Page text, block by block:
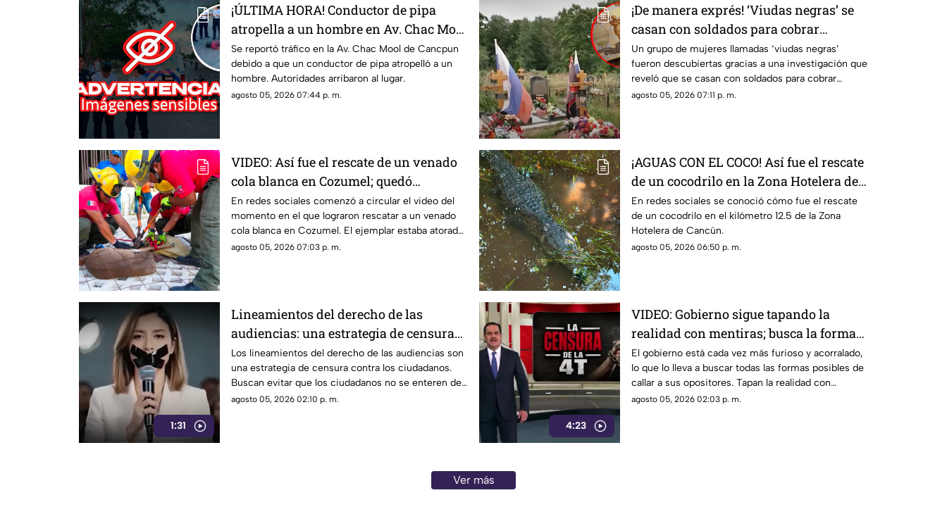
¡ÚLTIMA HORA! Conductor de pipa
atropella a un hombre en Av. Chac Mool
de Cancún; esto se sabe
Se reportó tráfico en la Av. Chac Mool de Cancpun
debido a que un conductor de pipa atropelló a un
hombre. Autoridades arribaron al lugar.
agosto 05, 2026 07:44 p. m.
¡De manera exprés! ‘Viudas negras’ se
casan con soldados para cobrar
indemnizaciones
Un grupo de mujeres llamadas ‘viudas negras’
fueron descubiertas gracias a una investigación que
reveló que se casan con soldados para cobrar
indemnizaciones.
agosto 05, 2026 07:11 p. m.
VIDEO: Así fue el rescate de un venado
cola blanca en Cozumel; quedó
atrapado en una malla ciclónica
En redes sociales comenzó a circular el video del
momento en el que lograron rescatar a un venado
cola blanca en Cozumel. El ejemplar estaba atorado
en una malla.
agosto 05, 2026 07:03 p. m.
¡AGUAS CON EL COCO! Así fue el rescate
de un cocodrilo en la Zona Hotelera de
Cancún
En redes sociales se conoció cómo fue el rescate
de un cocodrilo en el kilómetro 12.5 de la Zona
Hotelera de Cancún.
agosto 05, 2026 06:50 p. m.
1:31
Lineamientos del derecho de las
audiencias: una estrategia de censura
contra la ciudadanía en México (VIDEO)
Los lineamientos del derecho de las audiencias son
una estrategia de censura contra los ciudadanos.
Buscan evitar que los ciudadanos no se enteren de
lo que sucede. Así están todos los gobernadores
agosto 05, 2026 02:10 p. m.
4:23
VIDEO: Gobierno sigue tapando la
realidad con mentiras; busca la forma
de callar a sus opositores
El gobierno está cada vez más furioso y acorralado,
lo que lo lleva a buscar todas las formas posibles de
callar a sus opositores. Tapan la realidad con
mentiras, esconden situaciones como los vínculos
agosto 05, 2026 02:03 p. m.
Ver más